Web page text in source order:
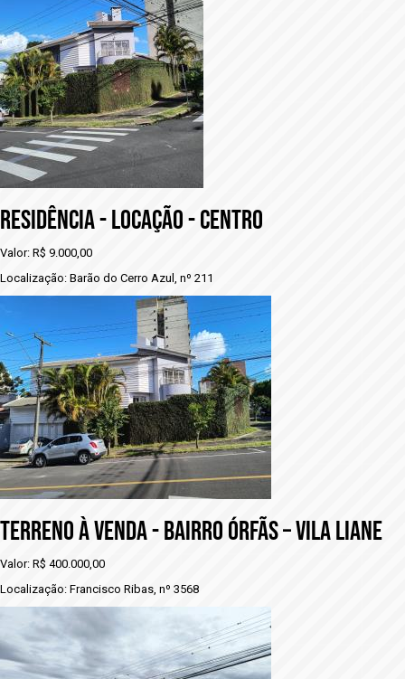
RESIDÊNCIA - LOCAÇÃO - CENTRO
Valor: R$ 9.000,00
Localização: Barão do Cerro Azul, nº 211
TERRENO À VENDA - BAIRRO ÓRFÃS – VILA LIANE
Valor: R$ 400.000,00
Localização: Francisco Ribas, nº 3568